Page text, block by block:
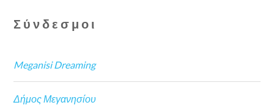
Σύνδεσμοι
Meganisi Dreaming
Δήμος Μεγανησίου